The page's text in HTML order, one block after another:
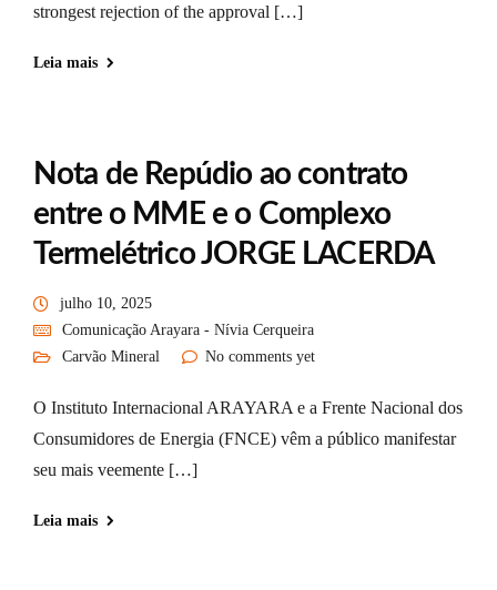
strongest rejection of the approval […]
Leia mais
Nota de Repúdio ao contrato
entre o MME e o Complexo
Termelétrico JORGE LACERDA
julho 10, 2025
Comunicação Arayara - Nívia Cerqueira
Carvão Mineral
No comments yet
O Instituto Internacional ARAYARA e a Frente Nacional dos
Consumidores de Energia (FNCE) vêm a público manifestar
seu mais veemente […]
Leia mais